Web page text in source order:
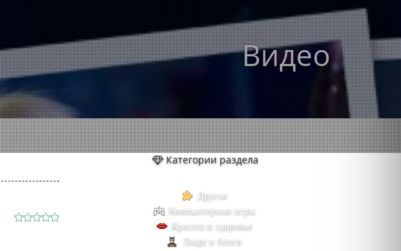
Видео
Категории раздела
Другое
Компьютерные игры
Красота и здоровье
Люди и блоги